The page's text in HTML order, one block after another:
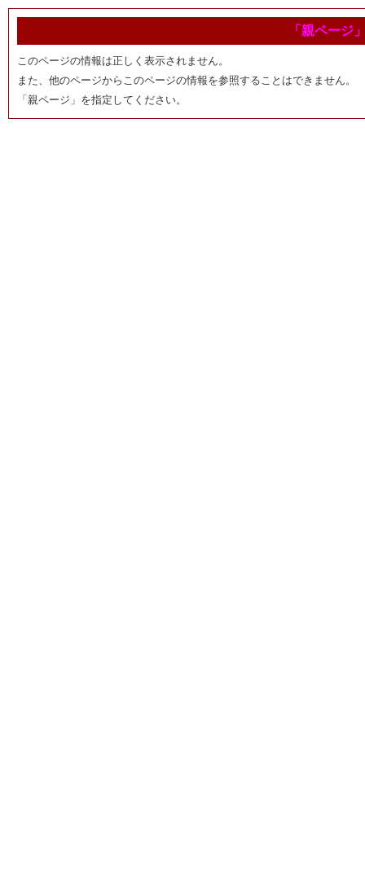
「親ページ
このページの情報は正しく表示されません。
また、他のページからこのページの情報を参照することはできません。
「親ページ」を指定してください。